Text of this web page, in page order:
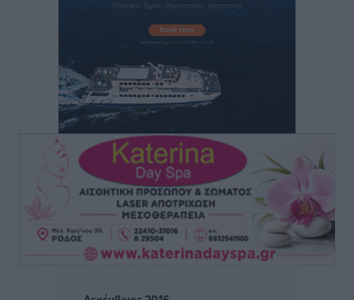
Loutraki K19 Finals: Στην 3η θέση οι Νίκος
Κατσογριδάκης και Ντάνιελ Πιέτρι
LFC ΑΣΤΙΡ Ιαλυσού: Μετεγγραφική «βόμβα» με την
Anelise Karakostas
Αθλητικά
Συνελήφθη 73χρονος για διάθεση αλκοόλ σε
ανηλίκους στη Ρόδο
πριν 2 ώρες
Πραγματοποιήθηκαν 43.881 έλεγχοι και βεβαιώθηκαν